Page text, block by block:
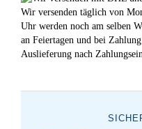
Wir versenden täglich von
Uhr werden noch am selben
an Feiertagen und bei
Auslieferung nach